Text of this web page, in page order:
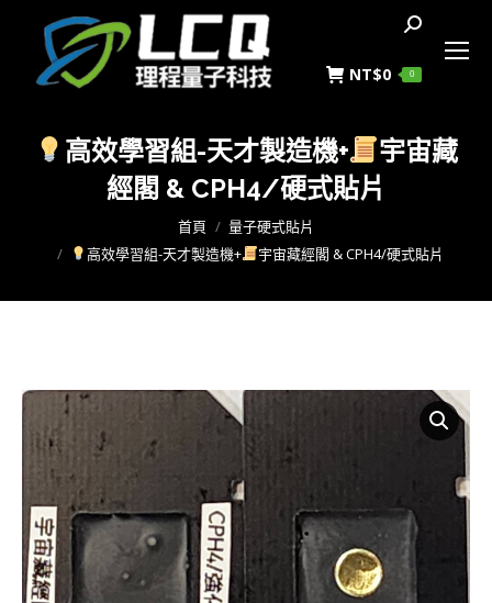
搜
NT$0 0
高效學習組-天才製造機+
宇宙藏
經閣 & CPH4/硬式貼片
首頁
量子硬式貼片
高效學習組-天才製造機+
宇宙藏經閣 & CPH4/硬式貼片